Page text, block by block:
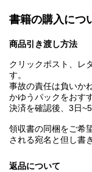
書籍の購入につ
商品引き渡し方法
クリックポスト、レ
す。
事故の責任は負いか
かゆうパックをおす
決済を確認後、3日
領収書の同梱をご希
される宛名と但し書
返品について